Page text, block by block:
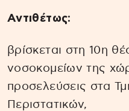
Αντιθέτως:
βρίσκεται στη 10η
νοσοκομείων της
προσελεύσεις στα
Περιστατικών,